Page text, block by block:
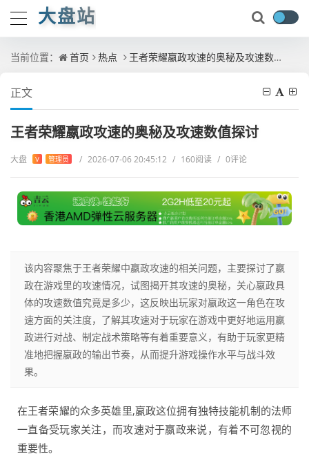
大盘站
当前位置： 首页 热点 王者荣耀嬴政攻速的奥秘及攻速数值探讨
正文
王者荣耀嬴政攻速的奥秘及攻速数值探讨
大盘 V 管理员 / 2026-07-06 20:45:12 / 160阅读 / 0评论
该内容聚焦于王者荣耀中嬴政攻速的相关问题，主要探讨了嬴
政在游戏里的攻速情况，试图揭开其攻速的奥秘，关心嬴政具
体的攻速数值究竟是多少，这反映出玩家对嬴政这一角色在攻
速方面的关注度，了解其攻速对于玩家在游戏中更好地运用嬴
政进行对战、制定战术策略等有着重要意义，有助于玩家更精
准地把握嬴政的输出节奏，从而提升游戏操作水平与战斗效
果。
在王者荣耀的众多英雄里,嬴政这位拥有独特技能机制的法师
一直备受玩家关注，而攻速对于嬴政来说，有着不可忽视的
重要性。